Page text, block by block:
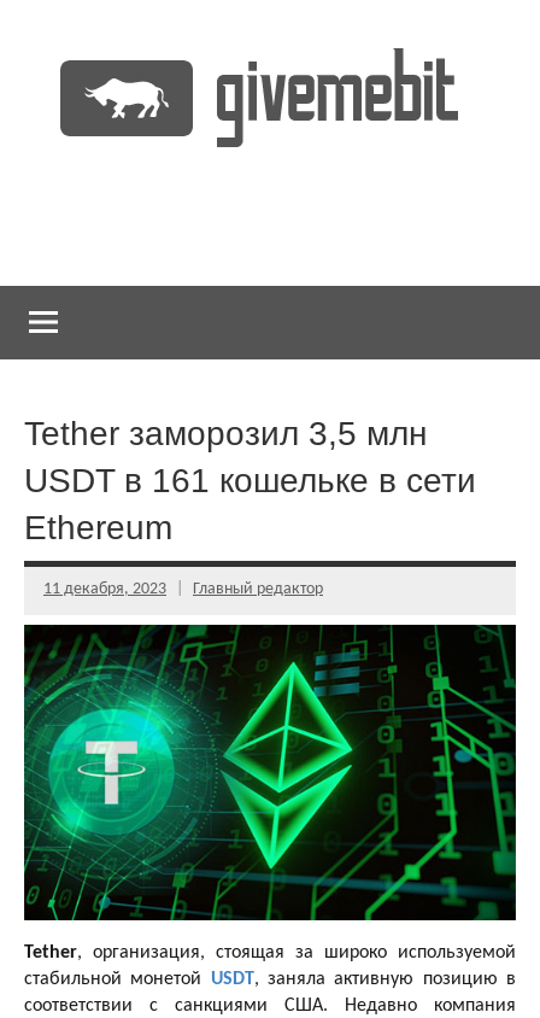
содержимому
Tether заморозил 3,5 млн
USDT в 161 кошельке в сети
Ethereum
11 декабря, 2023 Главный редактор
Tether, организация, стоящая за широко используемой
стабильной монетой USDT, заняла активную позицию в
соответствии с санкциями США. Недавно компания